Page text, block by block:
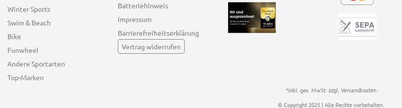
Winter Sports
Swim & Beach
Bike
Funwheel
Andere Sportarten
Top-Marken
Batteriehinweis
Impressum
Barrierefreiheitserklärung
Vertrag widerrufen
*inkl. ges. MwSt. zzgl. Versandkosten
© Copyright 2025 | Alle Rechte vorbehalten.